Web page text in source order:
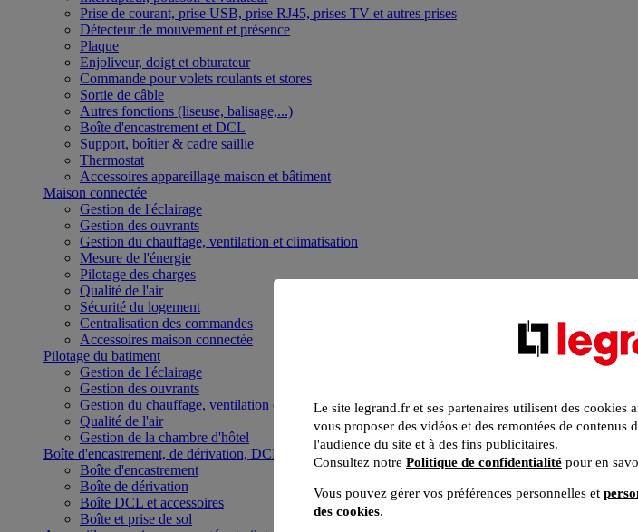
Prise de courant, prise USB, prise RJ45, prises TV et autres prises
Détecteur de mouvement et présence
Plaque
Enjoliveur, doigt et obturateur
Commande pour volets roulants et stores
Sortie de câble
Autres fonctions (liseuse, balisage,...)
Boîte d'encastrement et DCL
Support, boîtier & cadre saillie
Thermostat
Accessoires appareillage maison et bâtiment
Maison connectée
Gestion de l'éclairage
Gestion des ouvrants
Gestion du chauffage, ventilation et climatisation
Mesure de l'énergie
Pilotage des charges
Qualité de l'air
Sécurité du logement
Centralisation des commandes
Accessoires maison connectée
Pilotage du batiment
Gestion de l'éclairage
Gestion des ouvrants
Gestion du chauffage, ventilation et climatisation
Qualité de l'air
Gestion de la chambre d'hôtel
Boîte d'encastrement, de dérivation, DCL et boîte de sol
Boîte d'encastrement
Boîte de dérivation
Boîte DCL et accessoires
Boîte et prise de sol
Le site legrand.fr et ses partenaires utilisent des
vous proposer des vidéos et des remontées de contenus
l'audience du site et à des fins publicitaires.
Consultez notre Politique de confidentialité pour en
Vous pouvez gérer vos préférences personnelles et
des cookies.